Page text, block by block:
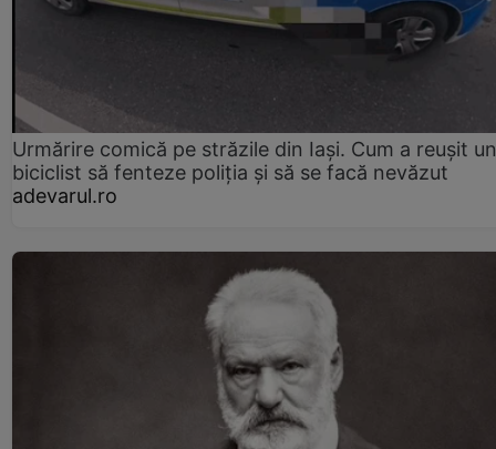
Urmărire comică pe străzile din Iași. Cum a reușit un
biciclist să fenteze poliția și să se facă nevăzut
adevarul.ro